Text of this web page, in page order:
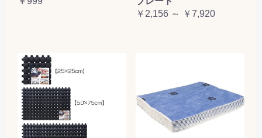
￥2,156 ～ ￥7,920